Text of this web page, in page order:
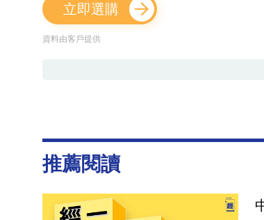
立即選購
資料由客戶提供
推薦閱讀